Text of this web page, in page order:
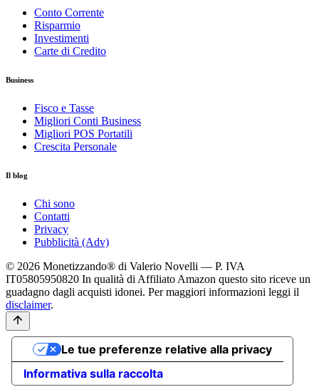
Conto Corrente
Risparmio
Investimenti
Carte di Credito
Business
Fisco e Tasse
Migliori Conti Business
Migliori POS Portatili
Crescita Personale
Il blog
Chi sono
Contatti
Privacy
Pubblicità (Adv)
© 2026 Monetizzando® di Valerio Novelli — P. IVA
IT05805950820 In qualità di Affiliato Amazon questo sito riceve un
guadagno dagli acquisti idonei. Per maggiori informazioni leggi il
disclaimer.
Informativa sulla raccolta
Le tue preferenze relative alla privacy